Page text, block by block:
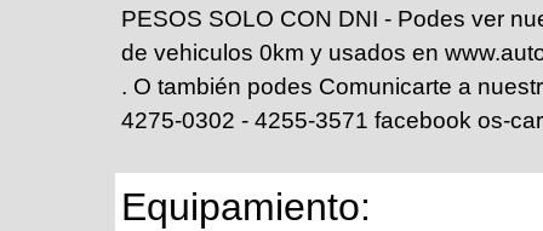
PESOS SOLO CON DNI - Podes ver
de vehiculos 0km y usados en
. O también podes Comunicarte a
4275-0302 - 4255-3571 facebook os-
Equipamiento: